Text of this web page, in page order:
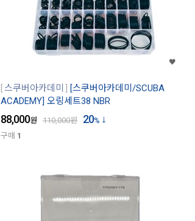
스쿠버아카데미
[스쿠버아카데미/SCUBA
ACADEMY] 오링세트38 NBR
88,000원 110,000원 20%
구매 1